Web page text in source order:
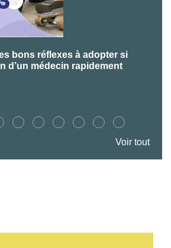
bons réflexes à adopter si
d’un médecin rapidement
Voir tout